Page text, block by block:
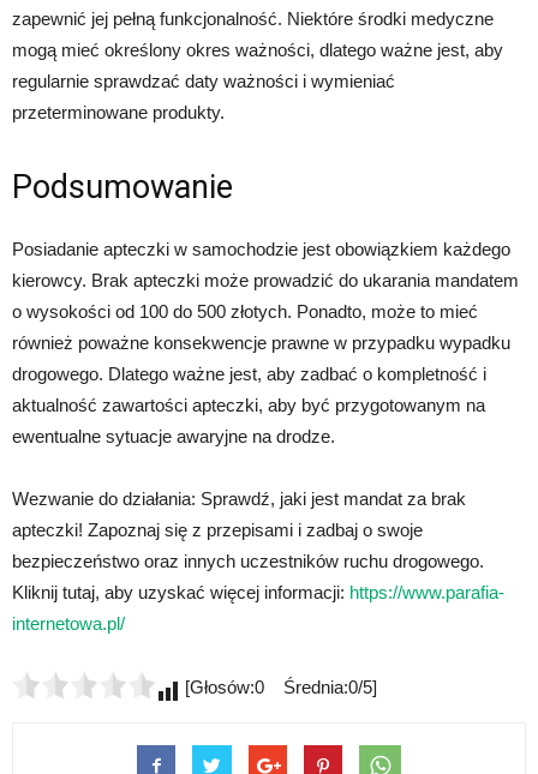
zapewnić jej pełną funkcjonalność. Niektóre środki medyczne
mogą mieć określony okres ważności, dlatego ważne jest, aby
regularnie sprawdzać daty ważności i wymieniać
przeterminowane produkty.
Podsumowanie
Posiadanie apteczki w samochodzie jest obowiązkiem każdego
kierowcy. Brak apteczki może prowadzić do ukarania mandatem
o wysokości od 100 do 500 złotych. Ponadto, może to mieć
również poważne konsekwencje prawne w przypadku wypadku
drogowego. Dlatego ważne jest, aby zadbać o kompletność i
aktualność zawartości apteczki, aby być przygotowanym na
ewentualne sytuacje awaryjne na drodze.
Wezwanie do działania: Sprawdź, jaki jest mandat za brak
apteczki! Zapoznaj się z przepisami i zadbaj o swoje
bezpieczeństwo oraz innych uczestników ruchu drogowego.
Kliknij tutaj, aby uzyskać więcej informacji: https://www.parafia-
internetowa.pl/
[Głosów:0 Średnia:0/5]